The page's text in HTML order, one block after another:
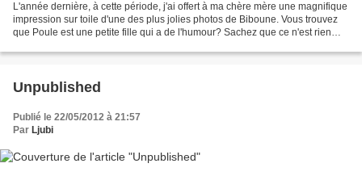
L'année dernière, à cette période, j'ai offert à ma chère mère une magnifique
impression sur toile d'une des plus jolies photos de Biboune. Vous trouvez
que Poule est une petite fille qui a de l'humour? Sachez que ce n'est rien
Unpublished
Publié le 22/05/2012 à 21:57
Par Ljubi